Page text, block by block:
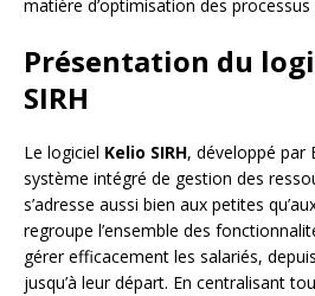
matière d’optimisation des processus
Présentation du
SIRH
Le logiciel Kelio SIRH, développé par
système intégré de gestion des
s’adresse aussi bien aux petites
regroupe l’ensemble des
gérer efficacement les salariés,
jusqu’à leur départ. En centralisant